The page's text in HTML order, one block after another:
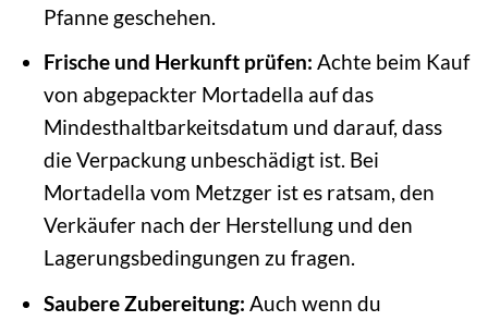
Pfanne geschehen.
Frische und Herkunft prüfen: Achte beim Kauf
von abgepackter Mortadella auf das
Mindesthaltbarkeitsdatum und darauf, dass
die Verpackung unbeschädigt ist. Bei
Mortadella vom Metzger ist es ratsam, den
Verkäufer nach der Herstellung und den
Lagerungsbedingungen zu fragen.
Saubere Zubereitung: Auch wenn du